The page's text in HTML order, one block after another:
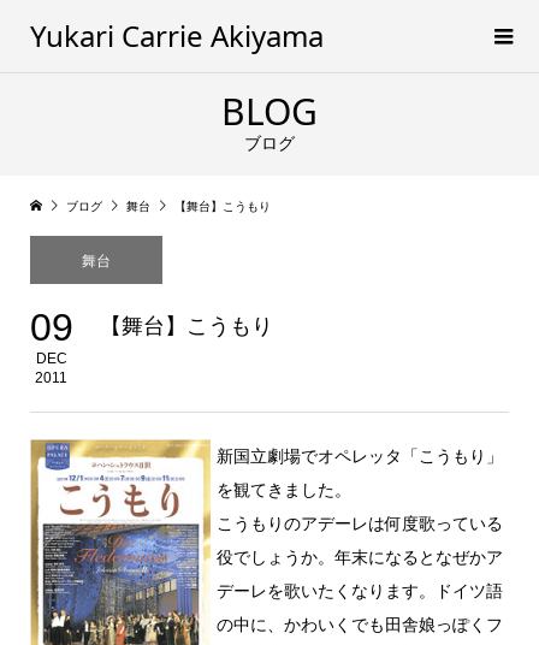
Yukari Carrie Akiyama
BLOG
ブログ
ブログ 舞台 【舞台】こうもり
舞台
09
DEC
2011
【舞台】こうもり
新国立劇場でオペレッタ「こうもり」
を観てきました。
こうもりのアデーレは何度歌っている
役でしょうか。年末になるとなぜかア
デーレを歌いたくなります。ドイツ語
の中に、かわいくでも田舎娘っぽくフ